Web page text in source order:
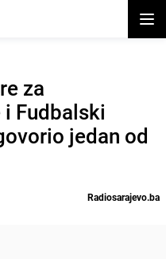
za
Fudbalski
jedan od
Radiosarajevo.ba